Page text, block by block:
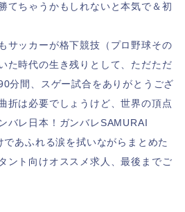
てちゃうかもしれないと本気で＆初
サッカーが格下競技（プロ野球その
た時代の生き残りとして、ただただ
分間、スゲー試合をありがとうござ
折は必要でしょうけど、世界の頂点
バレ日本！ガンバレSAMURAI
であふれる涙を拭いながら まとめた
ント向けオススメ求人、最後までご